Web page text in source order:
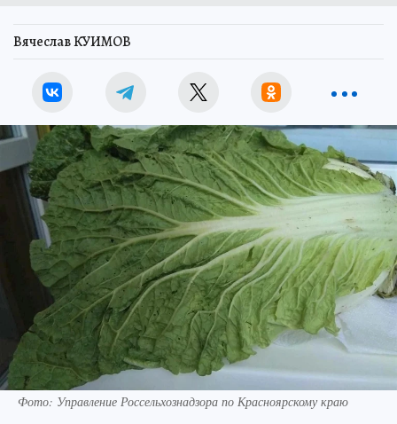
Вячеслав КУИМОВ
Фото: Управление Россельхознадзора по Красноярскому краю